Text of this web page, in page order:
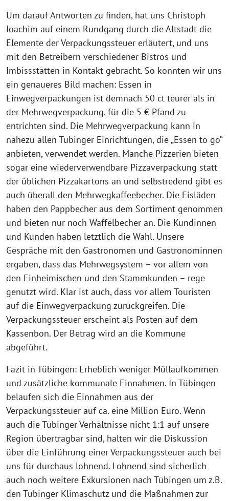
Um darauf Antworten zu finden, hat uns Christoph
Joachim auf einem Rundgang durch die Altstadt die
Elemente der Verpackungssteuer erläutert, und uns
mit den Betreibern verschiedener Bistros und
Imbissstätten in Kontakt gebracht. So konnten wir uns
ein genaueres Bild machen: Essen in
Einwegverpackungen ist demnach 50 ct teurer als in
der Mehrwegverpackung, für die 5 € Pfand zu
entrichten sind. Die Mehrwegverpackung kann in
nahezu allen Tübinger Einrichtungen, die „Essen to go“
anbieten, verwendet werden. Manche Pizzerien bieten
sogar eine wiederverwendbare Pizzaverpackung statt
der üblichen Pizzakartons an und selbstredend gibt es
auch überall den Mehrwegkaffeebecher. Die Eisläden
haben den Pappbecher aus dem Sortiment genommen
und bieten nur noch Waffelbecher an. Die Kundinnen
und Kunden haben letztlich die Wahl. Unsere
Gespräche mit den Gastronomen und Gastronominnen
ergaben, dass das Mehrwegsystem – vor allem von
den Einheimischen und den Stammkunden – rege
genutzt wird. Klar ist auch, dass vor allem Touristen
auf die Einwegverpackung zurückgreifen. Die
Verpackungssteuer erscheint als Posten auf dem
Kassenbon. Der Betrag wird an die Kommune
abgeführt.
Fazit in Tübingen: Erheblich weniger Müllaufkommen
und zusätzliche kommunale Einnahmen. In Tübingen
belaufen sich die Einnahmen aus der
Verpackungssteuer auf ca. eine Million Euro. Wenn
auch die Tübinger Verhältnisse nicht 1:1 auf unsere
Region übertragbar sind, halten wir die Diskussion
über die Einführung einer Verpackungssteuer auch bei
uns für durchaus lohnend. Lohnend sind sicherlich
auch noch weitere Exkursionen nach Tübingen um z.B.
den Tübinger Klimaschutz und die Maßnahmen zur